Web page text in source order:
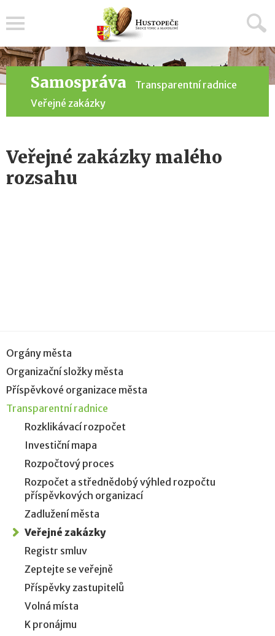
Samospráva
Transparentní radnice
Veřejné zakázky
Veřejné zakázky malého
rozsahu
Orgány města
Organizační složky města
Příspěvkové organizace města
Transparentní radnice
Rozklikávací rozpočet
Investiční mapa
Rozpočtový proces
Rozpočet a střednědobý výhled rozpočtu
příspěvkových organizací
Zadlužení města
Veřejné zakázky
Registr smluv
Zeptejte se veřejně
Příspěvky zastupitelů
Volná místa
K pronájmu